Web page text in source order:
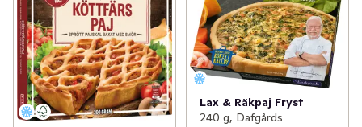
Lax & Räkpaj Fryst
240 g, Dafgårds